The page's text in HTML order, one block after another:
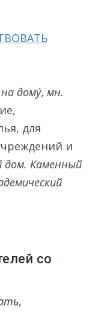
на дому́, мн.
для
и
дом. Каменный
со
,